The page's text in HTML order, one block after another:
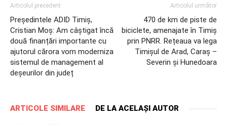
Articolul precedent
Președintele ADID Timiș,
Cristian Moș: Am câștigat încă
două finanțări importante cu
ajutorul cărora vom moderniza
sistemul de management al
deșeurilor din județ
Articolul următor
470 de km de piste de
biciclete, amenajate în Timiș
prin PNRR. Rețeaua va lega
Timișul de Arad, Caraș –
Severin și Hunedoara
ARTICOLE SIMILARE DE LA ACELAȘI AUTOR